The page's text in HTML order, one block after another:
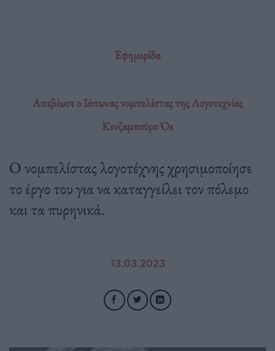
Εφημερίδα
Απεβίωσε ο Ιάπωνας νομπελίστας της Λογοτεχνίας
Κενζαμπούρο Όε
Ο νομπελίστας λογοτέχνης χρησιμοποίησε
το έργο του για να καταγγείλει τον πόλεμο
και τα πυρηνικά.
13.03.2023